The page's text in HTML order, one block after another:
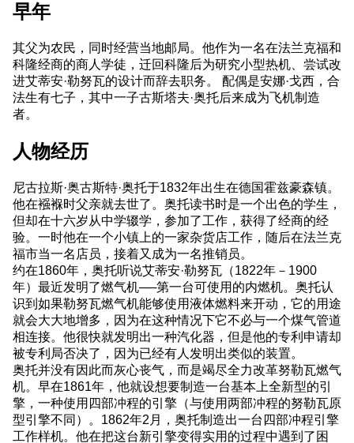
早年
其父为农民，同时经营当地邮局。他作为一名在法兰克福和
科隆经商的商人学徒，迁回科隆后为研究小型热机、尝试改
进艾蒂安·勒努瓦的设计而辞去职务。 配偶是安娜·戈西，合
法生有七子，其中一子古斯塔夫·奥托后来成为飞机制造
者。
人物经历
尼古拉斯·奥古斯特·奥托于1832年出生在德国霍兹豪森镇。
他在襁褓时父亲就去世了。奥托读书时是一个出色的学生，
但却在十六岁从中学辍学，参加了工作，获得了经商的经
验。一时他在一个小镇上的一家杂货店工作，随后在法兰克
福市当一名店员，接着又成为一名推销员。
约在1860年，奥托听说艾蒂安·勒努瓦（1822年－1900
年）最近发明了燃气机──第一台可使用的内燃机。奥托认
识到如果勒努瓦燃气机能够使用液体燃料来开动，它的用途
就会大大地增多，因为在这种情况下它不必与一个煤气管道
相连接。他很快就发明出一种汽化器，但是他的专利申请却
被专利局否决了，因为已经有人发明出类似的装置。
奥托并没有因此而灰心丧气，而是竭尽全力改革努勒瓦燃气
机。早在1861年，他就设想要制造一台基本上全新型的引
擎，一种使用四部冲程的引擎（与使用两部冲程的努勒瓦原
型引擎不同）。1862年2月，奥托制造出一台四部冲程引擎
工作样机。他在把这台新引擎变得实用的过程中遇到了困